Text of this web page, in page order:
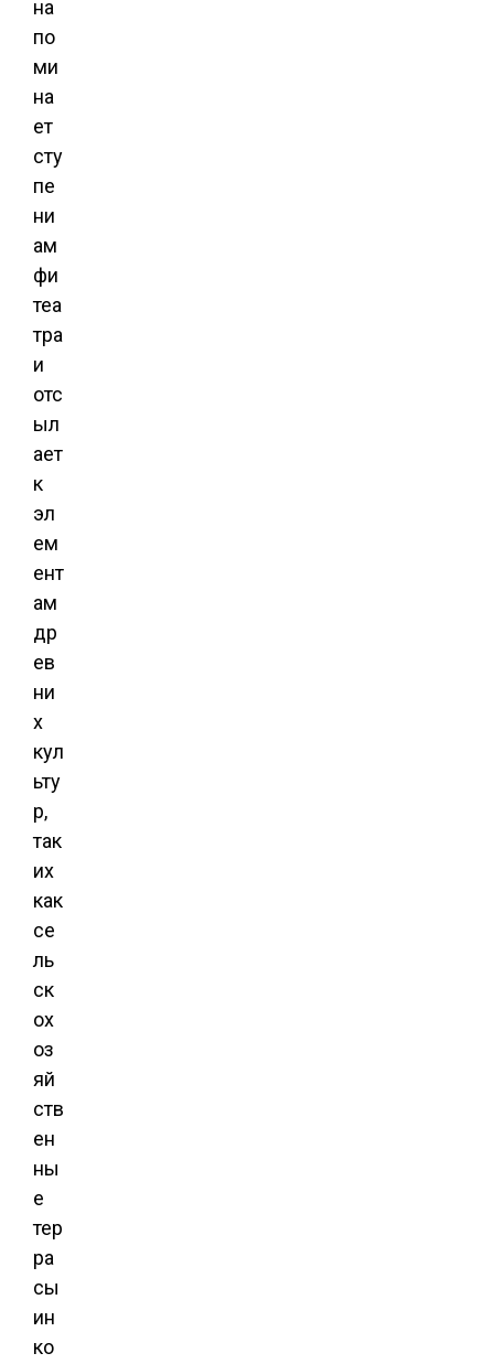
на
по
ми
на
ет
сту
пе
ни
ам
фи
теа
тра
и
отс
ыл
ает
к
эл
ем
ент
ам
др
ев
ни
х
кул
ьту
р,
так
их
как
се
ль
ск
ох
оз
яй
ств
ен
ны
е
тер
ра
сы
ин
ко